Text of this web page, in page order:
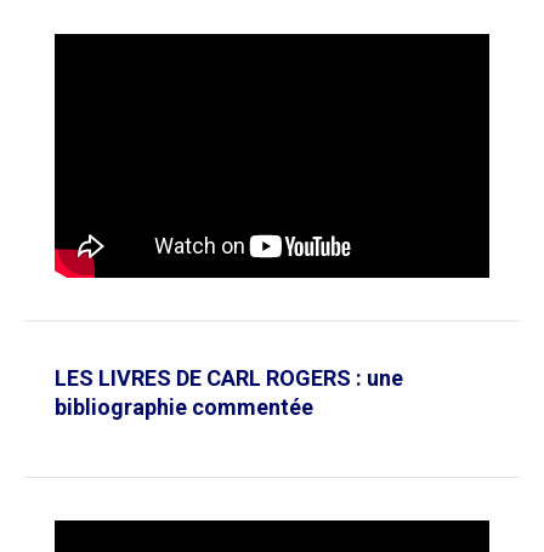
LES LIVRES DE CARL ROGERS : une
bibliographie commentée